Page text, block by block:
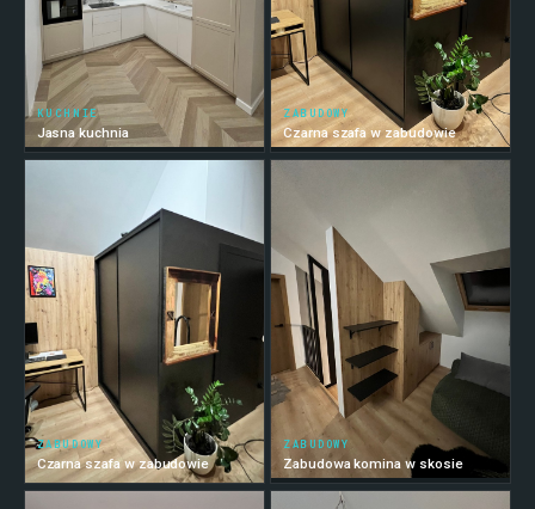
KUCHNIE
Jasna kuchnia
ZABUDOWY
Czarna szafa w zabudowie
ZABUDOWY
Czarna szafa w zabudowie
ZABUDOWY
Zabudowa komina w skosie